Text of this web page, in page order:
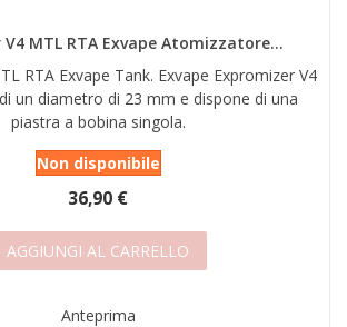
MTL RTA Exvape Atomizzatore...
RTA Exvape Tank. Exvape Expromizer V4
un diametro di 23 mm e dispone di una
piastra a bobina singola.
Non disponibile
36,90 €
AGGIUNGI AL CARRELLO
Anteprima